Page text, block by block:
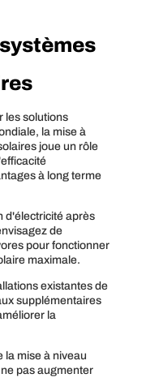
les solutions
la mise à
joue un rôle
à long terme
d'électricité après
de
pour fonctionner
maximale.
existantes de
supplémentaires
la
la mise à niveau
pas augmenter